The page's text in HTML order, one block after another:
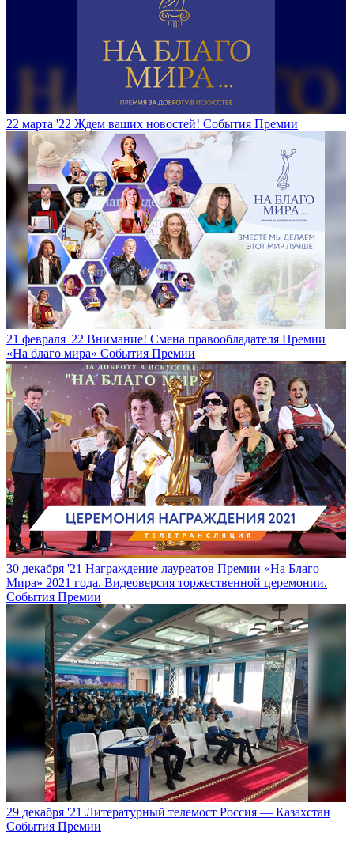
22 марта '22 Ждем ваших новостей! События Премии
21 февраля '22 Внимание! Смена правообладателя Премии
«На благо мира» События Премии
30 декабря '21 Награждение лауреатов Премии «На Благо
Мира» 2021 года. Видеоверсия торжественной церемонии.
События Премии
29 декабря '21 Литературный телемост Россия — Казахстан
События Премии